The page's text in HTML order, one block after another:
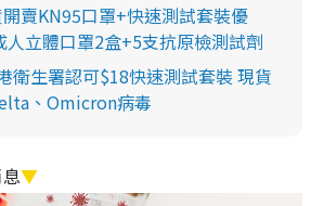
賣KN95口罩+快速測試套裝優
人立體口罩2盒+5支抗原檢測試劑
衛生署認可$18快速測試套裝 現貨
、Omicron病毒
▼